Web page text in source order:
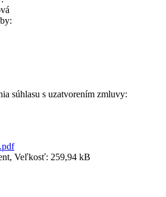
súhlasu s uzatvorením zmluvy:
Veľkosť: 259,94 kB